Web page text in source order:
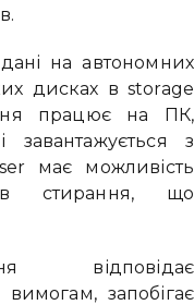
на автономних
дисках в storage
працює на ПК,
завантажується з
має можливість
стирання, що
відповідає
запобігає